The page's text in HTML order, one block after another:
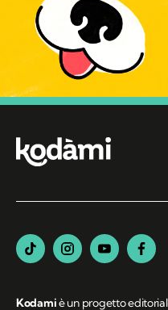
Kodamiè un progetto